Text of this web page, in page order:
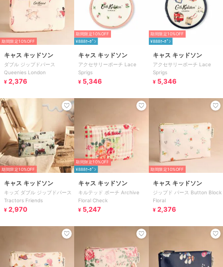
期間限定10%OFF
キャス キッドソン
ダブル ジップドパース
Queenies London
¥ 2,376
期間限定10%OFF
¥888ｸｰﾎﾟﾝ
キャス キッドソン
アクセサリーポーチ Lace
Sprigs
¥ 5,346
期間限定10%OFF
¥888ｸｰﾎﾟﾝ
キャス キッドソン
アクセサリーポーチ Lace
Sprigs
¥ 5,346
期間限定10%OFF
キャス キッドソン
キッズ ダブル ジップドパース
Tractors Friends
¥ 2,970
期間限定10%OFF
¥888ｸｰﾎﾟﾝ
キャス キッドソン
キルテッド ポーチ Archive
Floral Check
¥ 5,247
期間限定10%OFF
キャス キッドソン
ジップド パース Button Block
Floral
¥ 2,376